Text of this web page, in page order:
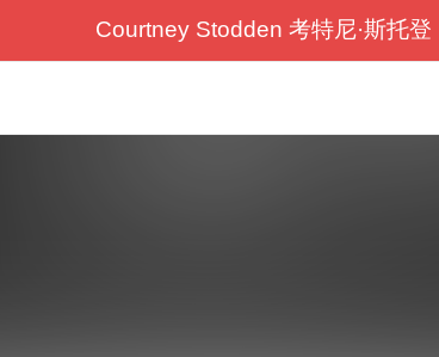
Courtney Stodden 考特尼·斯托登